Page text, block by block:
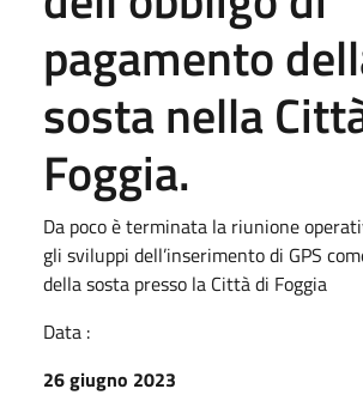
pagamento
sosta nella
Foggia.
Da poco è terminata la riunione
gli sviluppi dell’inserimento di GPS
della sosta presso la Città di Foggia
Data :
26 giugno 2023